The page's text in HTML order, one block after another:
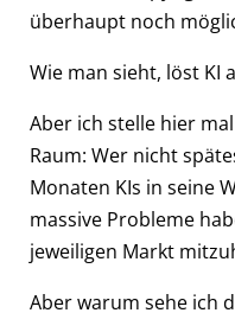
überhaupt noch
Wie man sieht, löst KI
Aber ich stelle hier
Raum: Wer nicht
Monaten KIs in seine
massive Probleme
jeweiligen Markt
Aber warum sehe ich